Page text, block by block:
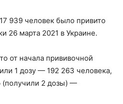
939 человек было привито
26 марта 2021 в Украине.
от начала прививочной
1 дозу — 192 263 человека,
(получили 2 дозы) —